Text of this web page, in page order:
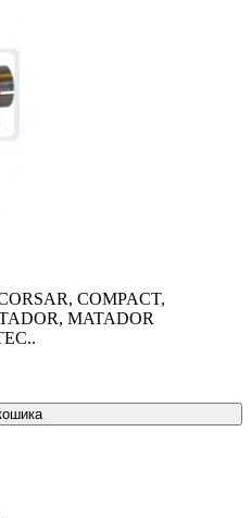
COMPACT,
MATADOR